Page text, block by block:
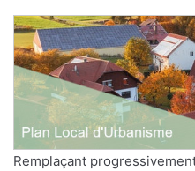
Remplaçant